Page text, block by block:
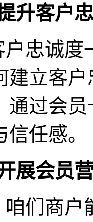
升客户
忠诚度
建立客
通过会
任感。
展会员
们商户